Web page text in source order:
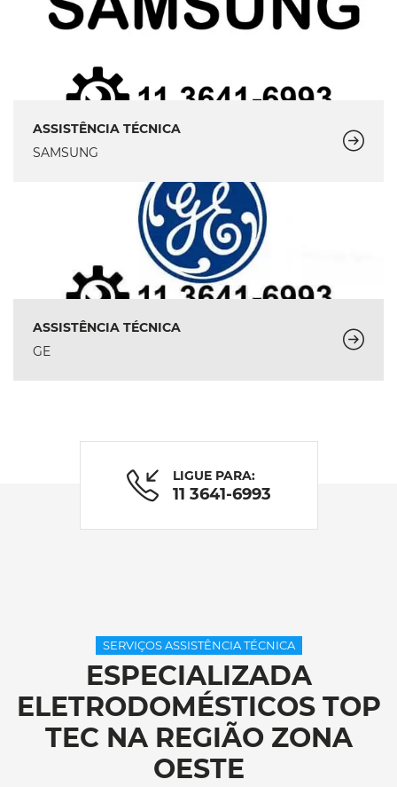
ASSISTÊNCIA TÉCNICA
SAMSUNG
ASSISTÊNCIA TÉCNICA
GE
LIGUE PARA:
11 3641-6993
SERVIÇOS ASSISTÊNCIA TÉCNICA
ESPECIALIZADA
ELETRODOMÉSTICOS TOP
TEC NA REGIÃO ZONA
OESTE